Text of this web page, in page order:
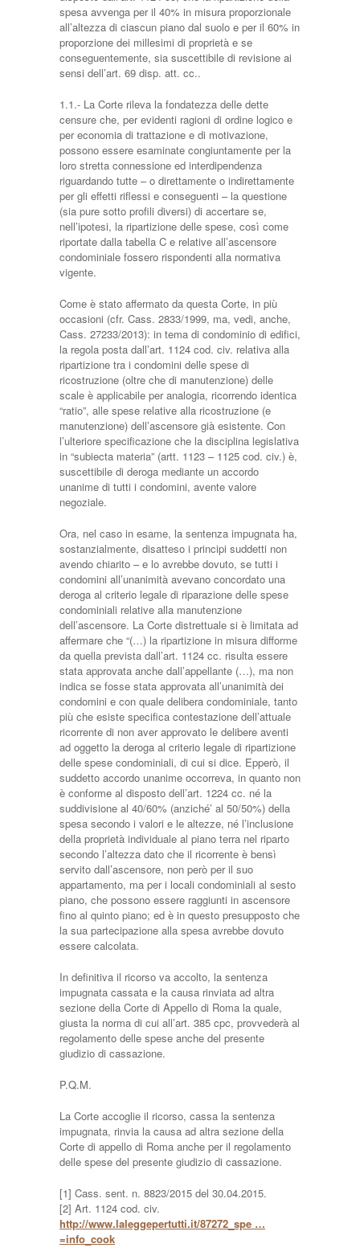
spesa avvenga per il 40% in misura proporzionale
all’altezza di ciascun piano dal suolo e per il 60% in
proporzione dei millesimi di proprietà e se
conseguentemente, sia suscettibile di revisione ai
sensi dell’art. 69 disp. att. cc..
1.1.- La Corte rileva la fondatezza delle dette
censure che, per evidenti ragioni di ordine logico e
per economia di trattazione e di motivazione,
possono essere esaminate congiuntamente per la
loro stretta connessione ed interdipendenza
riguardando tutte – o direttamente o indirettamente
per gli effetti riflessi e conseguenti – la questione
(sia pure sotto profili diversi) di accertare se,
nell’ipotesi, la ripartizione delle spese, così come
riportate dalla tabella C e relative all’ascensore
condominiale fossero rispondenti alla normativa
vigente.
Come è stato affermato da questa Corte, in più
occasioni (cfr. Cass. 2833/1999, ma, vedi, anche,
Cass. 27233/2013): in tema di condominio di edifici,
la regola posta dall’art. 1124 cod. civ. relativa alla
ripartizione tra i condomini delle spese di
ricostruzione (oltre che di manutenzione) delle
scale è applicabile per analogia, ricorrendo identica
“ratio”, alle spese relative alla ricostruzione (e
manutenzione) dell’ascensore già esistente. Con
l’ulteriore specificazione che la disciplina legislativa
in “subiecta materia” (artt. 1123 – 1125 cod. civ.) è,
suscettibile di deroga mediante un accordo
unanime di tutti i condomini, avente valore
negoziale.
Ora, nel caso in esame, la sentenza impugnata ha,
sostanzialmente, disatteso i principi suddetti non
avendo chiarito – e lo avrebbe dovuto, se tutti i
condomini all’unanimità avevano concordato una
deroga al criterio legale di riparazione delle spese
condominiali relative alla manutenzione
dell’ascensore. La Corte distrettuale si è limitata ad
affermare che “(…) la ripartizione in misura difforme
da quella prevista dall’art. 1124 cc. risulta essere
stata approvata anche dall’appellante (…), ma non
indica se fosse stata approvata all’unanimità dei
condomini e con quale delibera condominiale, tanto
più che esiste specifica contestazione dell’attuale
ricorrente di non aver approvato le delibere aventi
ad oggetto la deroga al criterio legale di ripartizione
delle spese condominiali, di cui si dice. Epperò, il
suddetto accordo unanime occorreva, in quanto non
è conforme al disposto dell’art. 1224 cc. né la
suddivisione al 40/60% (anziché’ al 50/50%) della
spesa secondo i valori e le altezze, né l’inclusione
della proprietà individuale al piano terra nel riparto
secondo l’altezza dato che il ricorrente è bensì
servito dall’ascensore, non però per il suo
appartamento, ma per i locali condominiali al sesto
piano, che possono essere raggiunti in ascensore
fino al quinto piano; ed è in questo presupposto che
la sua partecipazione alla spesa avrebbe dovuto
essere calcolata.
In definitiva il ricorso va accolto, la sentenza
impugnata cassata e la causa rinviata ad altra
sezione della Corte di Appello di Roma la quale,
giusta la norma di cui all’art. 385 cpc, provvederà al
regolamento delle spese anche del presente
giudizio di cassazione.
P.Q.M.
La Corte accoglie il ricorso, cassa la sentenza
impugnata, rinvia la causa ad altra sezione della
Corte di appello di Roma anche per il regolamento
delle spese del presente giudizio di cassazione.
[1] Cass. sent. n. 8823/2015 del 30.04.2015.
[2] Art. 1124 cod. civ.
http://www.laleggepertutti.it/87272_spe …
=info_cook